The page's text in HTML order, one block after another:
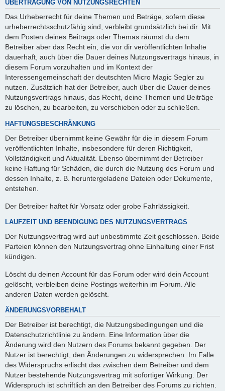
ÜBERTRAGUNG VON NUTZUNGSRECHTEN
Das Urheberrecht für deine Themen und Beträge, sofern diese
urheberrechtsschutzfähig sind, verbleibt grundsätzlich bei dir. Mit
dem Posten deines Beitrags oder Themas räumst du dem
Betreiber aber das Recht ein, die vor dir veröffentlichten Inhalte
dauerhaft, auch über die Dauer deines Nutzungsvertrags hinaus, in
diesem Forum vorzuhalten und im Kontext der
Interessengemeinschaft der deutschten Micro Magic Segler zu
nutzen. Zusätzlich hat der Betreiber, auch über die Dauer deines
Nutzungsvertrags hinaus, das Recht, deine Themen und Beiträge
zu löschen, zu bearbeiten, zu verschieben oder zu schließen.
HAFTUNGSBESCHRÄNKUNG
Der Betreiber übernimmt keine Gewähr für die in diesem Forum
veröffentlichten Inhalte, insbesondere für deren Richtigkeit,
Vollständigkeit und Aktualität. Ebenso übernimmt der Betreiber
keine Haftung für Schäden, die durch die Nutzung des Forum und
dessen Inhalte, z. B. heruntergeladene Dateien oder Dokumente,
entstehen.
Der Betreiber haftet für Vorsatz oder grobe Fahrlässigkeit.
LAUFZEIT UND BEENDIGUNG DES NUTZUNGSVERTRAGS
Der Nutzungsvertrag wird auf unbestimmte Zeit geschlossen. Beide
Parteien können den Nutzungsvertrag ohne Einhaltung einer Frist
kündigen.
Löscht du deinen Account für das Forum oder wird dein Account
gelöscht, verbleiben deine Postings weiterhin im Forum. Alle
anderen Daten werden gelöscht.
ÄNDERUNGSVORBEHALT
Der Betreiber ist berechtigt, die Nutzungsbedingungen und die
Datenschutzrichtlinie zu ändern. Eine Information über die
Änderung wird den Nutzern des Forums bekannt gegeben. Der
Nutzer ist berechtigt, den Änderungen zu widersprechen. Im Falle
des Widerspruchs erlischt das zwischen dem Betreiber und dem
Nutzer bestehende Nutzungsvertrag mit sofortiger Wirkung. Der
Widerspruch ist schriftlich an den Betreiber des Forums zu richten.